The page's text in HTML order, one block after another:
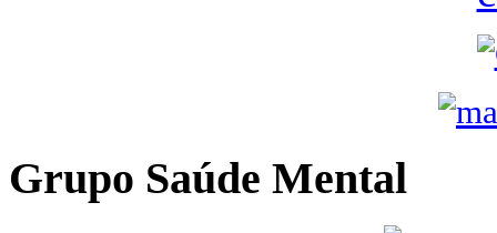
Grupo Saúde Mental